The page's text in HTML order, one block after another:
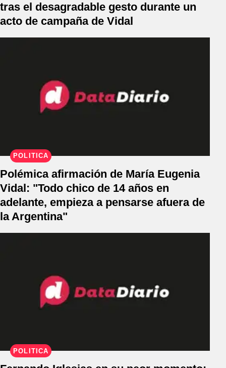
tras el desagradable gesto durante un
acto de campaña de Vidal
POLÍTICA
Polémica afirmación de María Eugenia
Vidal: "Todo chico de 14 años en
adelante, empieza a pensarse afuera de
la Argentina"
POLÍTICA